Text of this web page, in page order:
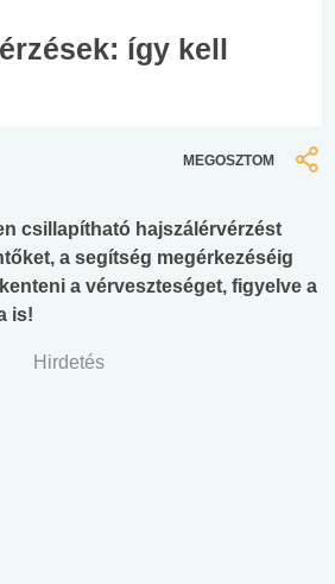
így kell
MEGOSZTOM
csillapítható hajszálérvérzést
a segítség megérkezéséig
a vérveszteséget, figyelve a
is!
Hirdetés